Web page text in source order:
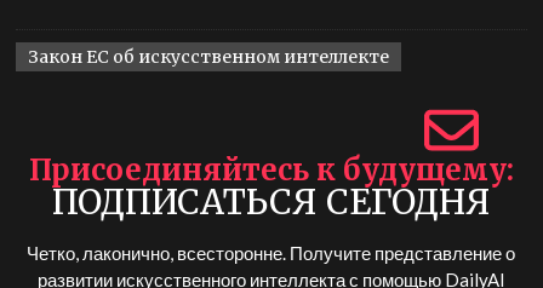
Закон ЕС об искусственном интеллекте
Присоединяйтесь к будущему
ПОДПИСАТЬСЯ СЕГОДНЯ
Четко, лаконично, всесторонне. Получите представление о
развитии искусственного интеллекта с помощью DailyAI